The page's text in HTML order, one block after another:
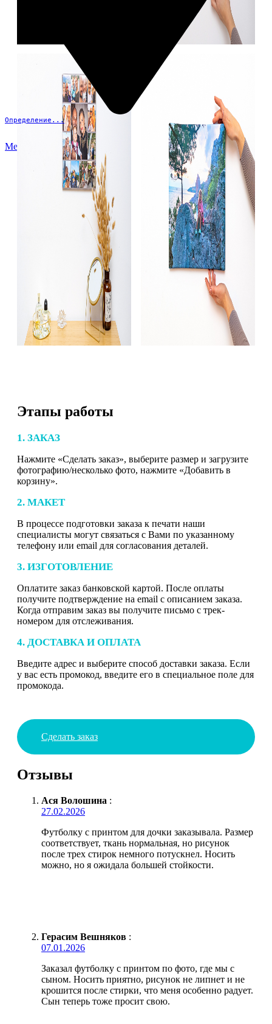
Определение...
Меню
Этапы работы
1. ЗАКАЗ
Нажмите «Сделать заказ», выберите размер и загрузите
фотографию/несколько фото, нажмите «Добавить в
корзину».
2. МАКЕТ
В процессе подготовки заказа к печати наши
специалисты могут связаться с Вами по указанному
телефону или email для согласования деталей.
3. ИЗГОТОВЛЕНИЕ
Оплатите заказ банковской картой. После оплаты
получите подтверждение на email с описанием заказа.
Когда отправим заказ вы получите письмо с трек-
номером для отслеживания.
4. ДОСТАВКА И ОПЛАТА
Введите адрес и выберите способ доставки заказа. Если
у вас есть промокод, введите его в специальное поле для
промокода.
Сделать заказ
Отзывы
Ася Волошина :
27.02.2026
Футболку с принтом для дочки заказывала. Размер
соответствует, ткань нормальная, но рисунок
после трех стирок немного потускнел. Носить
можно, но я ожидала большей стойкости.
Герасим Вешняков :
07.01.2026
Заказал футболку с принтом по фото, где мы с
сыном. Носить приятно, рисунок не липнет и не
крошится после стирки, что меня особенно радует.
Сын теперь тоже просит свою.